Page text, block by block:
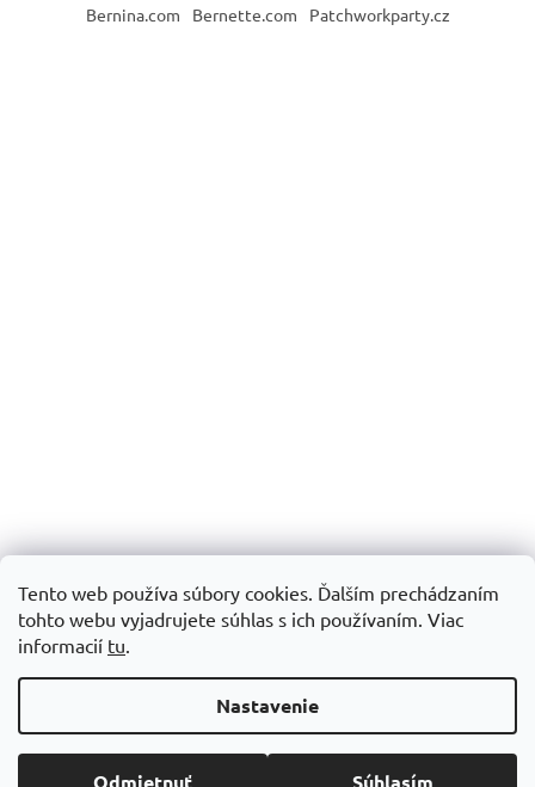
Tento web používa súbory cookies. Ďalším prechádzaním
tohto webu vyjadrujete súhlas s ich používaním. Viac
informacií tu.
Nastavenie
Odmietnuť Súhlasím
Bernina.com Bernette.com Patchworkparty.cz
Vytvoril Shoptet
Copyright 2026Šijacie stroje Patchworkparty. Všetky práva
vyhradené.
Upraviť nastavenie cookies